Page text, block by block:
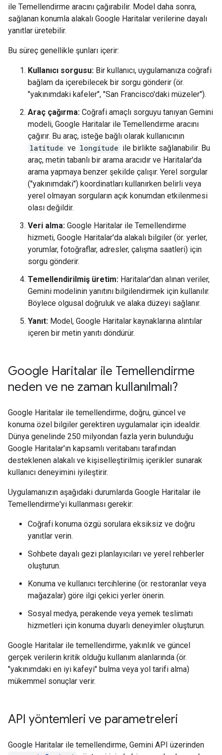
ile Temellendirme aracını çağırabilir. Model daha sonra,
sağlanan konumla alakalı Google Haritalar verilerine dayalı
yanıtlar üretebilir.
Bu süreç genellikle şunları içerir:
Kullanıcı sorgusu: Bir kullanıcı, uygulamanıza coğrafi
bağlam da içerebilecek bir sorgu gönderir (ör.
"yakınımdaki kafeler", "San Francisco'daki müzeler").
Araç çağırma: Coğrafi amaçlı sorguyu tanıyan Gemini
modeli, Google Haritalar ile Temellendirme aracını
çağırır. Bu araç, isteğe bağlı olarak kullanıcının
latitude ve longitude ile birlikte sağlanabilir. Bu
araç, metin tabanlı bir arama aracıdır ve Haritalar'da
arama yapmaya benzer şekilde çalışır. Yerel sorgular
("yakınımdaki") koordinatları kullanırken belirli veya
yerel olmayan sorguların açık konumdan etkilenmesi
olası değildir.
Veri alma: Google Haritalar ile Temellendirme
hizmeti, Google Haritalar'da alakalı bilgiler (ör. yerler,
yorumlar, fotoğraflar, adresler, çalışma saatleri) için
sorgu gönderir.
Temellendirilmiş üretim: Haritalar'dan alınan veriler,
Gemini modelinin yanıtını bilgilendirmek için kullanılır.
Böylece olgusal doğruluk ve alaka düzeyi sağlanır.
Yanıt: Model, Google Haritalar kaynaklarına alıntılar
içeren bir metin yanıtı döndürür.
Google Haritalar ile Temellendirme
neden ve ne zaman kullanılmalı?
Google Haritalar ile temellendirme, doğru, güncel ve
konuma özel bilgiler gerektiren uygulamalar için idealdir.
Dünya genelinde 250 milyondan fazla yerin bulunduğu
Google Haritalar'ın kapsamlı veritabanı tarafından
desteklenen alakalı ve kişiselleştirilmiş içerikler sunarak
kullanıcı deneyimini iyileştirir.
Uygulamanızın aşağıdaki durumlarda Google Haritalar ile
Temellendirme'yi kullanması gerekir:
Coğrafi konuma özgü sorulara eksiksiz ve doğru
yanıtlar verin.
Sohbete dayalı gezi planlayıcıları ve yerel rehberler
oluşturun.
Konuma ve kullanıcı tercihlerine (ör. restoranlar veya
mağazalar) göre ilgi çekici yerler önerin.
Sosyal medya, perakende veya yemek teslimatı
hizmetleri için konuma duyarlı deneyimler oluşturun.
Google Haritalar ile temellendirme, yakınlık ve güncel
gerçek verilerin kritik olduğu kullanım alanlarında (ör.
"yakınımdaki en iyi kafeyi" bulma veya yol tarifi alma)
mükemmel sonuçlar verir.
API yöntemleri ve parametreleri
Google Haritalar ile temellendirme, Gemini API üzerinden